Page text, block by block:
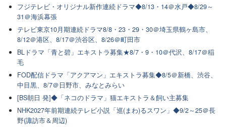
フジテレビ・オリジナル新作連続ドラマ◆8/13・14＠水戸◆8/29～
31＠海浜幕張
テレビ東京10月期連続ドラマ8/8・23・29・30＠埼玉県鶴ヶ島市、
8/12＠港区、8/17＠渋谷区、8/26＠町田市
BLドラマ「青と碧」エキストラ募集★8/7・9・10＠代沢、8/17＠稲
毛
FOD配信ドラマ「アクアマン」エキストラ募集◆8/5＠新橋、渋谷、
中目黒、8/7＠日野市、みなとみらい
[BS朝日 発]◆「ネコのドラマ」猫エキストラ＆飼い主募集
NHK2027年前期連続テレビ小説「巡(まわ)るスワン」◆9/2～25＠長
野(諏訪市＆周辺)